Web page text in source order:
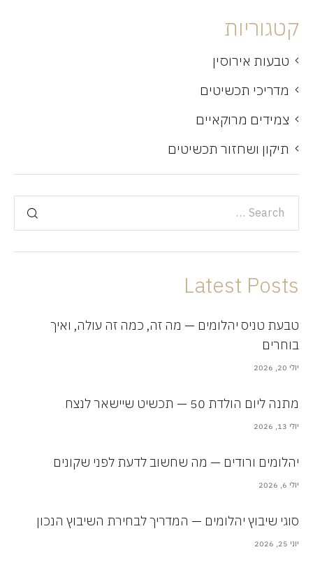
קטגוריות
טבעות אירוסין
מדריכי תכשיטים
צמידים מרוקאיים
תיקון ושחזור תכשיטים
Latest Posts
טבעת טניס יהלומים — מה זה, כמה זה עולה, ואיך
בוחרים
יולי 20, 2026
מתנה ליום הולדת 50 — תכשיט שיישאר לנצח
יולי 13, 2026
יהלומים ורודים — מה שחשוב לדעת לפני שקונים
יולי 6, 2026
סוגי שיבוץ יהלומים — המדריך לבחירת השיבוץ הנכון
יוני 25, 2026